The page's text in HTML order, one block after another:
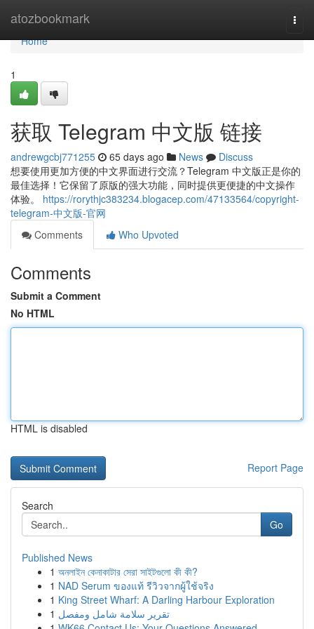
atozbookmark
Home
Home
1
获取 Telegram 中文版 链接
andrewgcbj771255 65 days ago News
Discuss
想要使用更加方便的中文界面进行交流？Telegram 中文版正是你的
最佳选择！它保留了原版的强大功能，同时提供更便捷的中文操作
体验。 https://rorythjc383234.blogacep.com/47133564/copyright-
telegram-中文版-官网
Comments
Who Upvoted
Comments
Submit a Comment
No HTML
HTML is disabled
Report Page
Search
Go
Published News
1 অনলাইন কেনাকাটার সেরা সাইটগুলো কী কী?
1 NAD Serum ของแท้ รีวิวจากผู้ใช้จริง
1 King Street Wharf: A Darling Harbour Exploration
1 تقرير سلامة شامل ومفصل